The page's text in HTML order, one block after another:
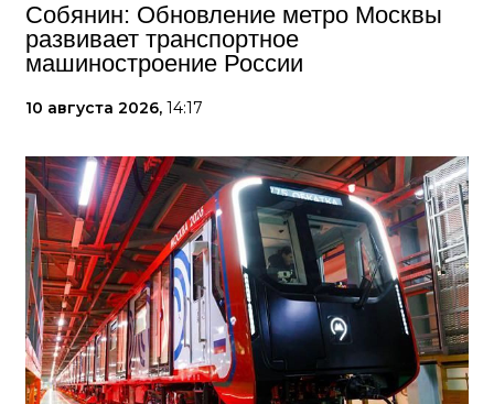
Собянин: Обновление метро Москвы
развивает транспортное
машиностроение России
10 августа 2026, 14:17